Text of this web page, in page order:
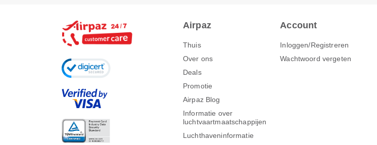
Airpaz
Thuis
Over ons
Deals
Promotie
Airpaz Blog
Informatie over
luchtvaartmaatschappijen
Luchthaveninformatie
Account
Inloggen/Registreren
Wachtwoord vergeten